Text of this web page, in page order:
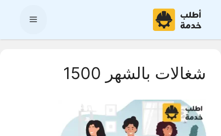
المحتوى
القائمة
شغالات بالشهر 1500